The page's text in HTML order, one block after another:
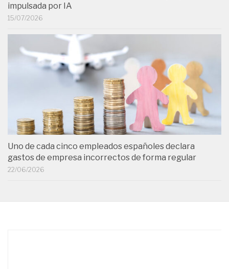
impulsada por IA
15/07/2026
Uno de cada cinco empleados españoles declara
gastos de empresa incorrectos de forma regular
22/06/2026